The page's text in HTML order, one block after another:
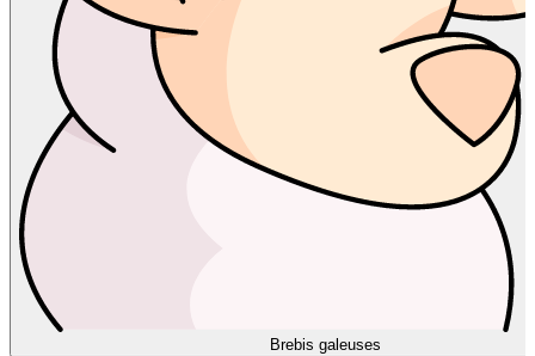
Brebis galeuses